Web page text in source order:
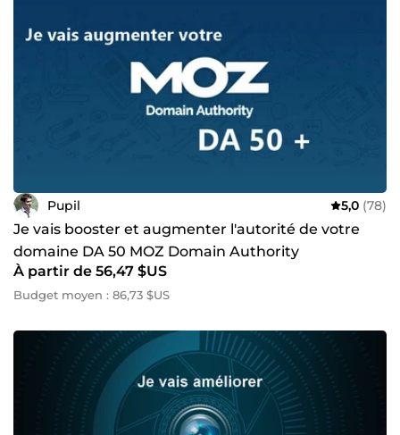
Pupil 5,0 (78)
Je vais booster et augmenter l'autorité de votre
domaine DA 50 MOZ Domain Authority
À partir de 56,47 $US
Budget moyen : 86,73 $US